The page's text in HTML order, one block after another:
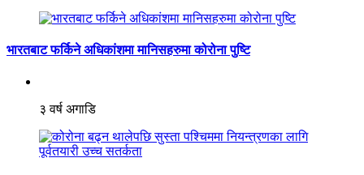
भारतबाट फर्किने अधिकांशमा मानिसहरुमा कोरोना पुष्टि
३ वर्ष अगाडि